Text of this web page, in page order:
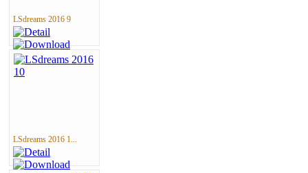
LSdreams 2016 9
LSdreams 2016 1...